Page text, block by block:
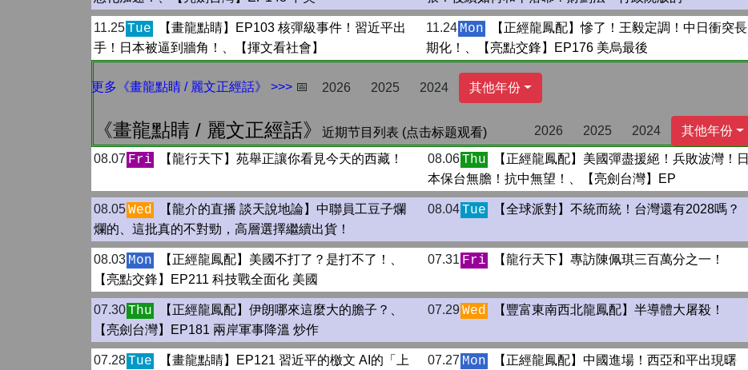
11.25 Tue
【畫龍點睛】EP103 核彈級事件！習近平出
手！日本被逼到牆角！、【揮文看社會】
11.24 Mon
【正經龍鳳配】慘了！王毅定調！中日衝突長
期化！、【亮點交鋒】EP176 美烏最後
更多《畫龍點睛 / 麗文正經話》 >>> 📅 2026 2025 2024 其他年份
《畫龍點睛 / 麗文正經話》 近期节目列表 (点击标题观看) 2026 2025 2024 其他年份
08.07 Fri 【龍行天下】苑舉正讓你看見今天的西藏！ 08.06 Thu
【正經龍鳳配】美國彈盡援絕！兵敗波灣！日
本保台無膽！抗中無望！、【亮劍台灣】EP
08.05Wed
【龍介的直播 談天說地論】中聯員工豆子爛
爛的、這批真的不對勁，高層選擇繼續出貨！
08.04 Tue 【全球派對】不統而統！台灣還有2028嗎？
08.03 Mon
【正經龍鳳配】美國不打了？是打不了！、
【亮點交鋒】EP211 科技戰全面化 美國
07.31 Fri 【龍行天下】專訪陳佩琪三百萬分之一！
07.30 Thu
【正經龍鳳配】伊朗哪來這麼大的膽子？、
【亮劍台灣】EP181 兩岸軍事降溫 炒作
07.29Wed 【豐富東南西北龍鳳配】半導體大屠殺！
07.28 Tue
【畫龍點睛】EP121 習近平的檄文 AI的「上
07.27 Mon
【正經龍鳳配】中國進場！西亞和平出現曙